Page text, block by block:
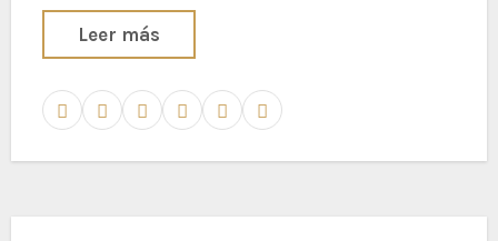
Leer más